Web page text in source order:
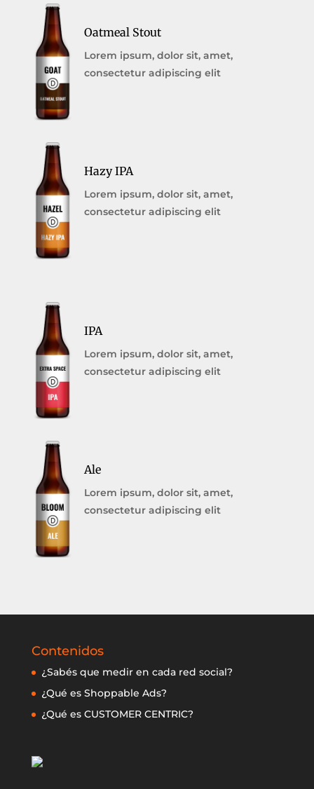
Oatmeal Stout
Lorem ipsum, dolor sit, amet,
consectetur adipiscing elit
Hazy IPA
Lorem ipsum, dolor sit, amet,
consectetur adipiscing elit
IPA
Lorem ipsum, dolor sit, amet,
consectetur adipiscing elit
Ale
Lorem ipsum, dolor sit, amet,
consectetur adipiscing elit
Contenidos
¿Sabés que medir en cada red social?
¿Qué es Shoppable Ads?
¿Qué es CUSTOMER CENTRIC?